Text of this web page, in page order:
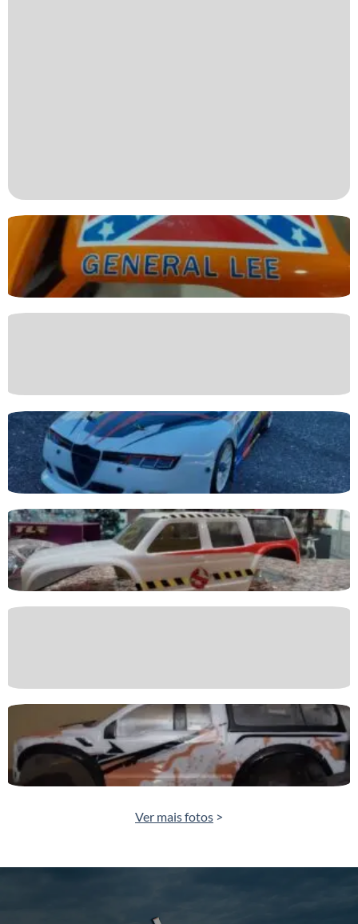
Ver mais fotos >